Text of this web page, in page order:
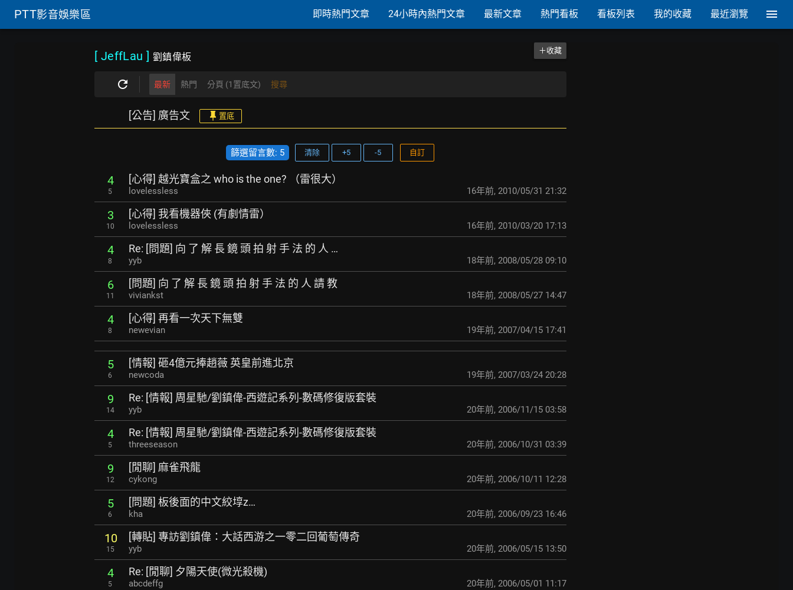
PTT影音娛樂區 即時熱門文章 24小時內熱門文章 最新文章 熱門看板 看板列表 我的收藏 最近瀏覽
[ JeffLau ] 劉鎮偉板
＋收藏
最新 熱門 分頁 (1置底文) 搜尋
[公告] 廣告文 置底
篩選留言數: 5 清除 +5 -5 自訂
4
5
[心得] 越光寶盒之 who is the one? （雷很大）
lovelessless 16年前, 2010/05/31 21:32
3
10
[心得] 我看機器俠 (有劇情雷）
lovelessless 16年前, 2010/03/20 17:13
4
8
Re: [問題] 向 了 解 長 鏡 頭 拍 射 手 法 的 人 …
yyb 18年前, 2008/05/28 09:10
6
11
[問題] 向 了 解 長 鏡 頭 拍 射 手 法 的 人 請 教
viviankst 18年前, 2008/05/27 14:47
4
8
[心得] 再看一次天下無雙
newevian 19年前, 2007/04/15 17:41
5
6
[情報] 砸4億元捧趙薇 英皇前進北京
newcoda 19年前, 2007/03/24 20:28
9
14
Re: [情報] 周星馳/劉鎮偉-西遊記系列-數碼修復版套裝
yyb 20年前, 2006/11/15 03:58
4
5
Re: [情報] 周星馳/劉鎮偉-西遊記系列-數碼修復版套裝
threeseason 20年前, 2006/10/31 03:39
9
12
[閒聊] 麻雀飛龍
cykong 20年前, 2006/10/11 12:28
5
6
[問題] 板後面的中文絞埻z…
kha 20年前, 2006/09/23 16:46
10
15
[轉貼] 專訪劉鎮偉：大話西游之一零二回葡萄傳奇
yyb 20年前, 2006/05/15 13:50
4
5
Re: [閒聊] 夕陽天使(微光殺機)
abcdeffg 20年前, 2006/05/01 11:17